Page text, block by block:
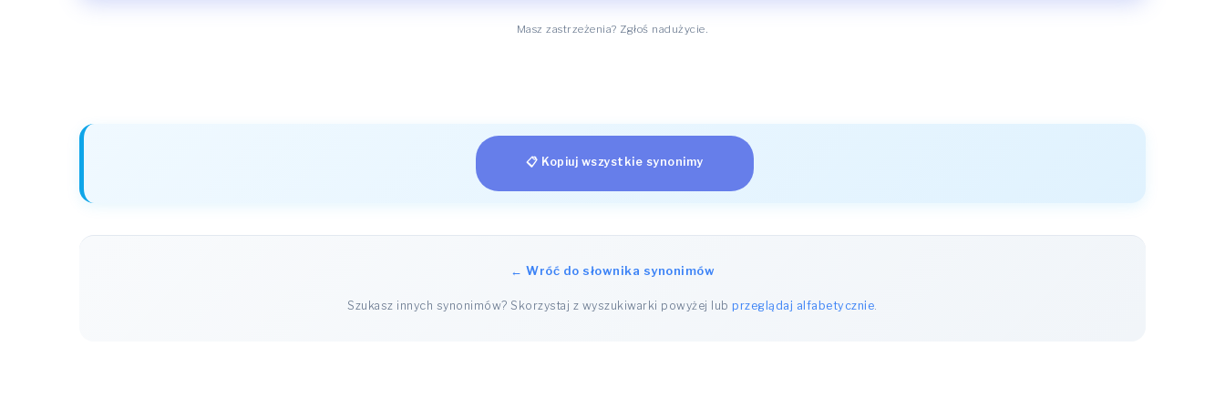
Masz zastrzeżenia? Zgłoś nadużycie.
📋 Kopiuj wszystkie synonimy
← Wróć do słownika synonimów
Szukasz innych synonimów? Skorzystaj z wyszukiwarki powyżej lubprzeglądaj alfabetycznie.